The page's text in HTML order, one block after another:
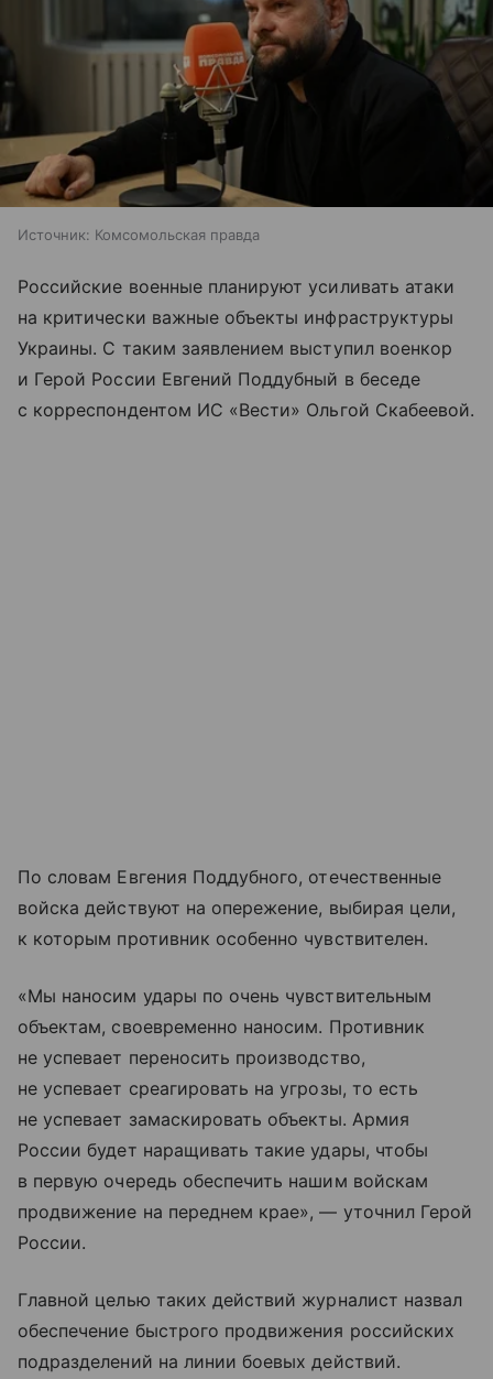
Источник: Комсомольская правда
Российские военные планируют усиливать атаки
на критически важные объекты инфраструктуры
Украины. С таким заявлением выступил военкор
и Герой России Евгений Поддубный в беседе
с корреспондентом ИС «Вести» Ольгой Скабеевой.
По словам Евгения Поддубного, отечественные
войска действуют на опережение, выбирая цели,
к которым противник особенно чувствителен.
«Мы наносим удары по очень чувствительным
объектам, своевременно наносим. Противник
не успевает переносить производство,
не успевает среагировать на угрозы, то есть
не успевает замаскировать объекты. Армия
России будет наращивать такие удары, чтобы
в первую очередь обеспечить нашим войскам
продвижение на переднем крае», — уточнил Герой
России.
Главной целью таких действий журналист назвал
обеспечение быстрого продвижения российских
подразделений на линии боевых действий.